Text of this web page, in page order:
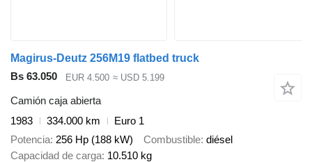
Magirus-Deutz 256M19 flatbed truck
Bs 63.050
EUR 4.500 ≈ USD 5.199
Camión caja abierta
1983
334.000 km
Euro 1
Potencia 256 Hp (188 kW) Combustible diésel
Capacidad de carga 10.510 kg